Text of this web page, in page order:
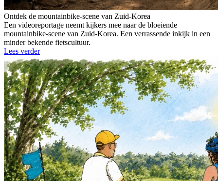
Ontdek de mountainbike-scene van Zuid-Korea
Een videoreportage neemt kijkers mee naar de bloeiende
mountainbike-scene van Zuid-Korea. Een verrassende inkijk in een
minder bekende fietscultuur.
Lees verder